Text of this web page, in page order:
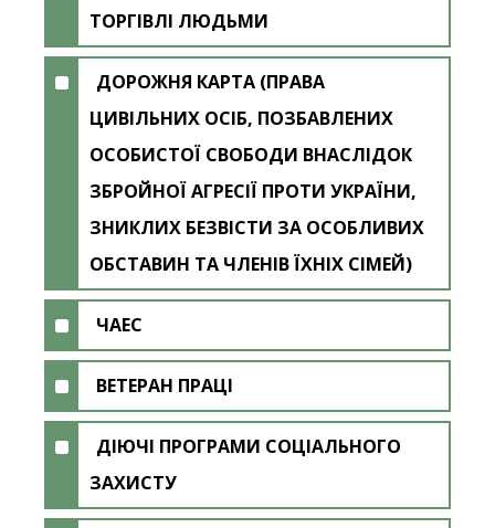
ТОРГІВЛІ ЛЮДЬМИ
ДОРОЖНЯ КАРТА (ПРАВА
ЦИВІЛЬНИХ ОСІБ, ПОЗБАВЛЕНИХ
ОСОБИСТОЇ СВОБОДИ ВНАСЛІДОК
ЗБРОЙНОЇ АГРЕСІЇ ПРОТИ УКРАЇНИ,
ЗНИКЛИХ БЕЗВІСТИ ЗА ОСОБЛИВИХ
ОБСТАВИН ТА ЧЛЕНІВ ЇХНІХ СІМЕЙ)
ЧАЕС
ВЕТЕРАН ПРАЦІ
ДІЮЧІ ПРОГРАМИ СОЦІАЛЬНОГО
ЗАХИСТУ